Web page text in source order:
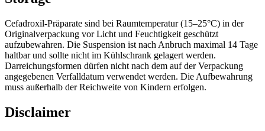
Cefadroxil-Präparate sind bei Raumtemperatur (15–25°C) in der
Originalverpackung vor Licht und Feuchtigkeit geschützt
aufzubewahren. Die Suspension ist nach Anbruch maximal 14 Tage
haltbar und sollte nicht im Kühlschrank gelagert werden.
Darreichungsformen dürfen nicht nach dem auf der Verpackung
angegebenen Verfalldatum verwendet werden. Die Aufbewahrung
muss außerhalb der Reichweite von Kindern erfolgen.
Disclaimer